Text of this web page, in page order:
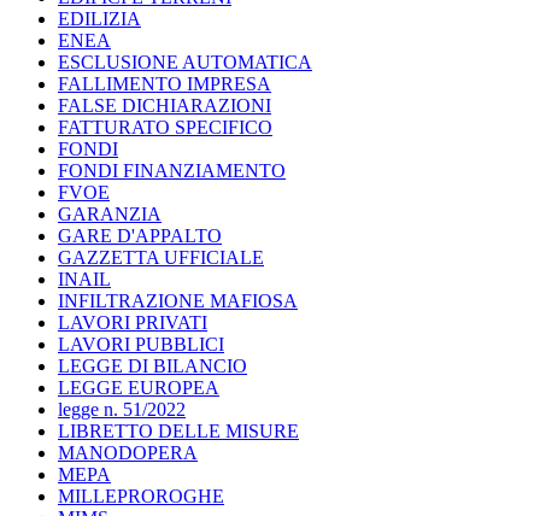
EDILIZIA
ENEA
ESCLUSIONE AUTOMATICA
FALLIMENTO IMPRESA
FALSE DICHIARAZIONI
FATTURATO SPECIFICO
FONDI
FONDI FINANZIAMENTO
FVOE
GARANZIA
GARE D'APPALTO
GAZZETTA UFFICIALE
INAIL
INFILTRAZIONE MAFIOSA
LAVORI PRIVATI
LAVORI PUBBLICI
LEGGE DI BILANCIO
LEGGE EUROPEA
legge n. 51/2022
LIBRETTO DELLE MISURE
MANODOPERA
MEPA
MILLEPROROGHE